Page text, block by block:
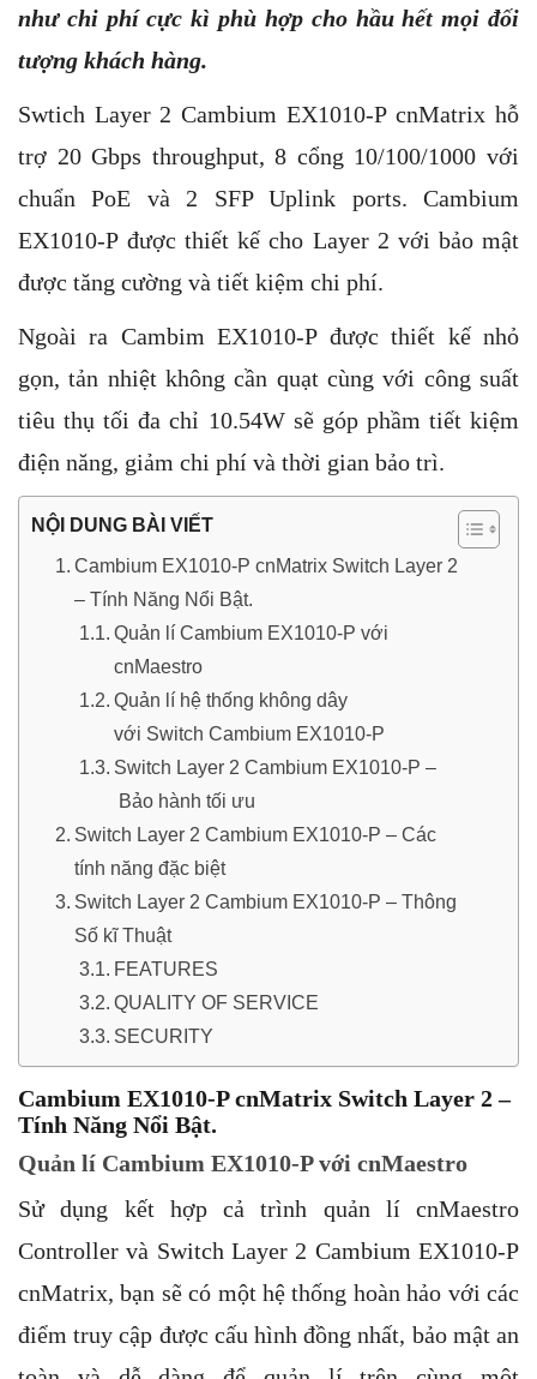
như chi phí cực kì phù hợp cho hầu hết mọi đối
tượng khách hàng.
Swtich Layer 2 Cambium EX1010-PcnMatrix hỗ
trợ 20 Gbps throughput, 8 cổng 10/100/1000 với
chuẩn PoE và 2 SFP Uplink ports. Cambium
EX1010-Pđược thiết kế cho Layer 2 với bảo mật
được tăng cường và tiết kiệm chi phí.
Ngoài ra Cambim EX1010-Pđược thiết kế nhỏ
gọn, tản nhiệt không cần quạt cùng với công suất
tiêu thụ tối đa chỉ 10.54W sẽ góp phầm tiết kiệm
điện năng, giảm chi phí và thời gian bảo trì.
NỘI DUNG BÀI VIẾT
Cambium EX1010-P cnMatrix Switch Layer 2
– Tính Năng Nổi Bật.
Quản lí Cambium EX1010-P với
cnMaestro
Quản lí hệ thống không dây
với Switch Cambium EX1010-P
Switch Layer 2 Cambium EX1010-P –
Bảo hành tối ưu
Switch Layer 2 Cambium EX1010-P – Các
tính năng đặc biệt
Switch Layer 2 Cambium EX1010-P – Thông
Số kĩ Thuật
FEATURES
QUALITY OF SERVICE
SECURITY
Cambium EX1010-P cnMatrix Switch Layer 2 –
Tính Năng Nổi Bật.
Quản lí Cambium EX1010-P với cnMaestro
Sử dụng kết hợp cả trình quản lí cnMaestro
Controller và Switch Layer 2 Cambium EX1010-P
cnMatrix, bạn sẽ có một hệ thống hoàn hảo với các
điểm truy cập được cấu hình đồng nhất, bảo mật an